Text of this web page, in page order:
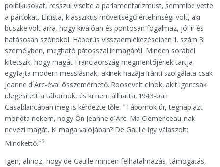
politikusokat, rosszul viselte a parlamentarizmust, semmibe vette
a pártokat. Elitista, klasszikus műveltségű értelmiségi volt, aki
büszke volt arra, hogy kiválóan és pontosan fogalmaz, jól ír és
hatásosan szónokol. Háborús visszaemlékezéseiben 1. szám 3.
személyben, megható pátosszal ír magáról. Minden sorából
kitetszik, hogy magát Franciaország megmentőjének tartja,
egyfajta modern messiásnak, akinek hazája iránti szolgálata csak
Jeanne d´Arc-éval összemérhető. Roosevelt elnök, akit igencsak
idegesített a tábornok, és ki nem állhatta, 1943-ban
Casablancában meg is kérdezte tőle: ˝Tábornok úr, tegnap azt
mondta nekem, hogy Ön Jeanne d´Arc. Ma Clemenceau-nak
nevezi magát. Ki maga valójában? De Gaulle így válaszolt:
Mindkettő.˝5
Igen, ahhoz, hogy de Gaulle minden felhatalmazás, támogatás,